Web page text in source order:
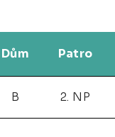
Dům Patro
B 2. NP